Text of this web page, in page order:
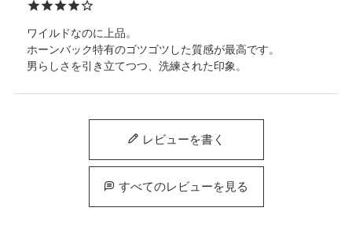
ワイルドなのに上品。
ホーンバック特有のゴツゴツした質感が最高です。
男らしさを引き立てつつ、洗練された印象。
レビューを書く
すべてのレビューを見る